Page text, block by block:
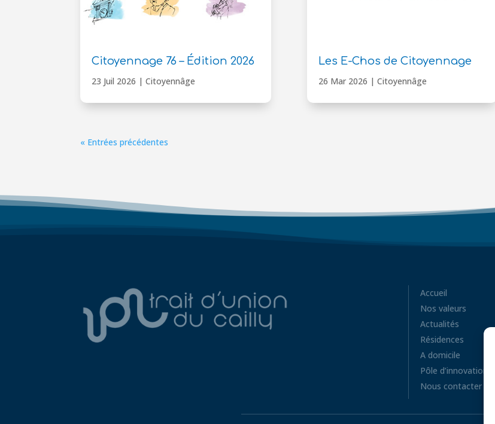
Citoyennage 76 – Édition 2026
23 Juil 2026 |Citoyennâge
Les E-Chos de Citoyennage
26 Mar 2026 | Citoyennâge
« Entrées précédentes
Accueil
Nos valeurs
Actualités
Résidences
A domicile
Pôle d’innovation
Nous contacter